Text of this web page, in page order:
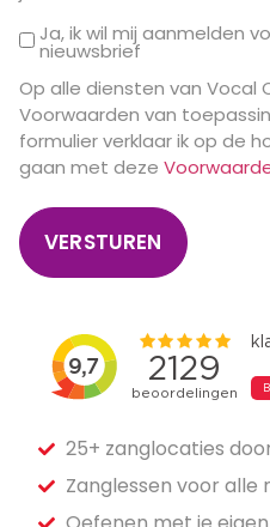
Ja, ik wil mij aanmelden
nieuwsbrief
Op alle diensten van Vocal
Voorwaarden van
formulier verklaar ik op de
gaan met deze
VERSTUREN
25+ zanglocaties
Zanglessen voor alle